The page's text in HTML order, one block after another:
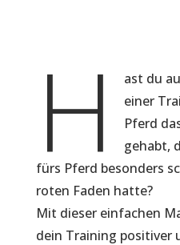
H
ast du
einer
Pferd
gehabt,
fürs Pferd besonders
roten Faden hatte?
Mit dieser einfachen
dein Training